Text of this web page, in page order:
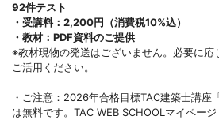
92件テスト
・受講料： 2,200円（消費税10%込）
・教材： PDF資料のご提供
※教材現物の発送はございません。必要に応
ご活用ください。
・ご注意：2026年合格目標TAC建築士講座
は無料です。TAC WEB SCHOOLマイペー